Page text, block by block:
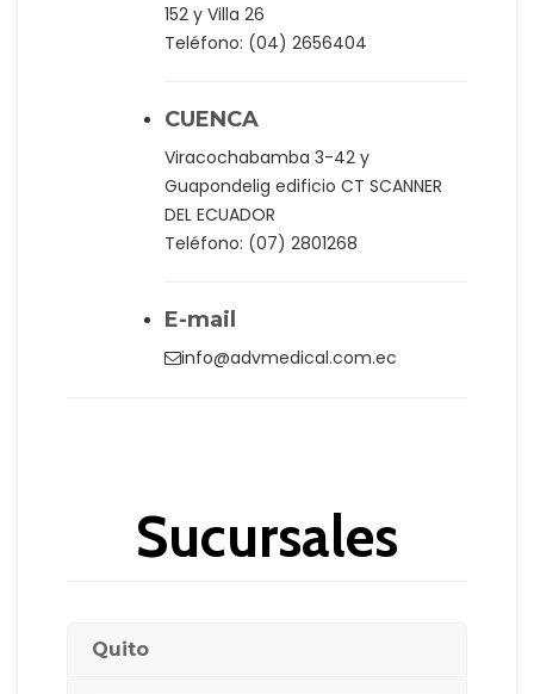
152 y Villa 26
Teléfono: (04) 2656404
CUENCA
Viracochabamba 3-42 y
Guapondelig edificio CT SCANNER
DEL ECUADOR
Teléfono: (07) 2801268
E-mail
info@advmedical.com.ec
Sucursales
Quito